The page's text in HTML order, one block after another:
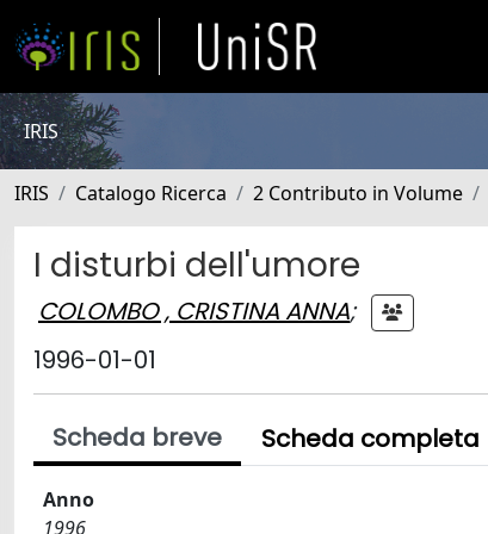
IRIS
IRIS Catalogo Ricerca 2 Contributo in Volume
I disturbi dell'umore
COLOMBO , CRISTINA ANNA;
1996-01-01
Scheda breve Scheda completa
Anno
1996